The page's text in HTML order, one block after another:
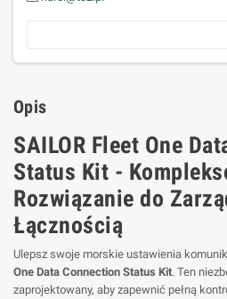
Opis
SAILOR Fleet One
Status Kit -
Rozwiązanie do
Łącznością
Ulepsz swoje morskie ustawienia
One Data Connection Status Kit. Ten
zaprojektowany, aby zapewnić pełną